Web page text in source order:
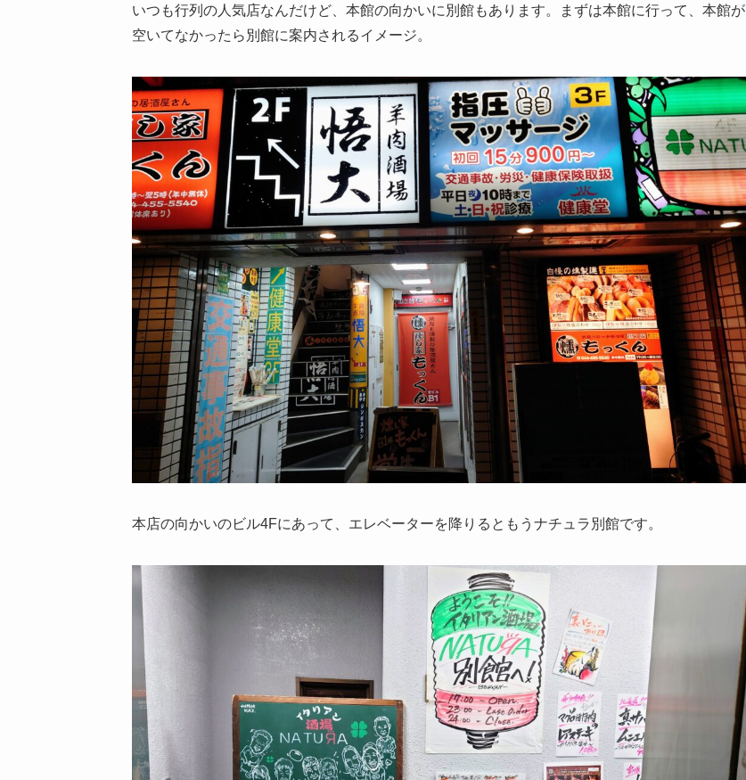
いつも行列の人気店なんだけど、本館の向かいに別館もあります。まずは本館に行って、本館が
空いてなかったら別館に案内されるイメージ。
本店の向かいのビル4Fにあって、エレベーターを降りるともうナチュラ別館です。